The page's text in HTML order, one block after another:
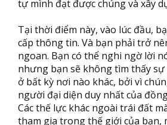
tự mình đạt được chúng và xây
Tại thời điểm này, vào lúc đầu,
cấp thông tin. Và bạn phải trở
ngoan. Bạn có thể nghi ngờ lời
nhưng bạn sẽ không tìm thấy
ở bất kỳ nơi nào khác, bởi vì
người đại diện duy nhất của
Các thế lực khác ngoài trái đất
tham gia trong thế giới của bạn,